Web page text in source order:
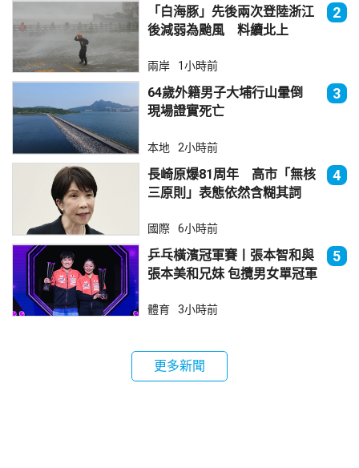
「白海豚」先後兩次登陸浙江
後減弱為颱風 料續北上
2
兩岸 1小時前
64歲外籍男子大埔行山暈倒
現場證實死亡
3
本地 2小時前
長崎原爆81周年 高市「無核
三原則」表態依然含糊其詞
4
國際 6小時前
乒乓橫濱冠軍賽丨張本智和與
張本美和兄妹 包攬男女單冠軍
5
體育 3小時前
更多新聞